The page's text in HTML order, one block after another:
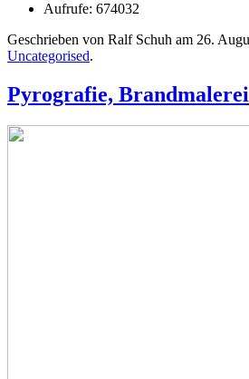
Aufrufe: 674032
Geschrieben von Ralf Schuh am 26.
Uncategorised.
Pyrografie, Brandmalerei